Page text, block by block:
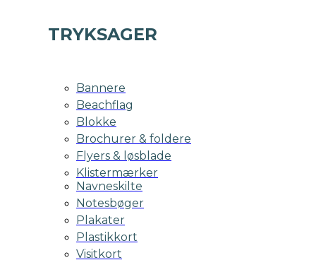
TRYKSAGER
Bannere
Beachflag
Blokke
Brochurer & foldere
Flyers & løsblade
Klistermærker
Navneskilte
Notesbøger
Plakater
Plastikkort
Visitkort